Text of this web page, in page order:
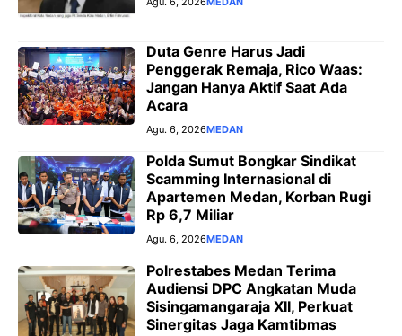
Duta Genre Harus Jadi
Penggerak Remaja, Rico Waas:
Jangan Hanya Aktif Saat Ada
Acara
Agu. 6, 2026MEDAN
Polda Sumut Bongkar Sindikat
Scamming Internasional di
Apartemen Medan, Korban Rugi
Rp 6,7 Miliar
Agu. 6, 2026MEDAN
Polrestabes Medan Terima
Audiensi DPC Angkatan Muda
Sisingamangaraja XII, Perkuat
Sinergitas Jaga Kamtibmas